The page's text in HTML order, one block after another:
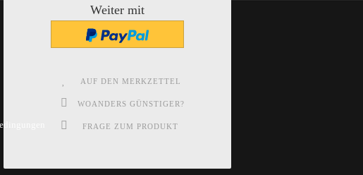
Weiter mit
AUF DEN MERKZETTEL
WOANDERS GÜNSTIGER?
FRAGE ZUM PRODUKT